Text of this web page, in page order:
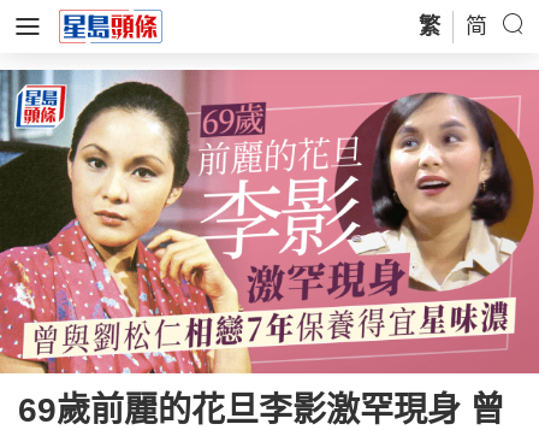
繁 简
69歲前麗的花旦李影激罕現身 曾